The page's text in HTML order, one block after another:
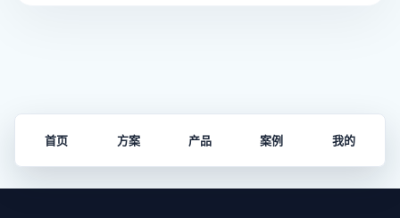
首页 方案 产品 案例 我的